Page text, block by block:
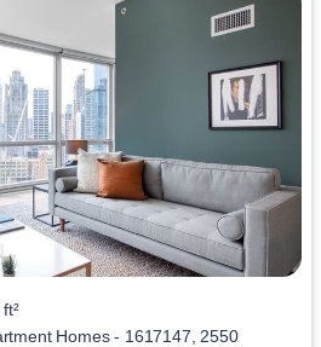
Homes - 1617147, 2550